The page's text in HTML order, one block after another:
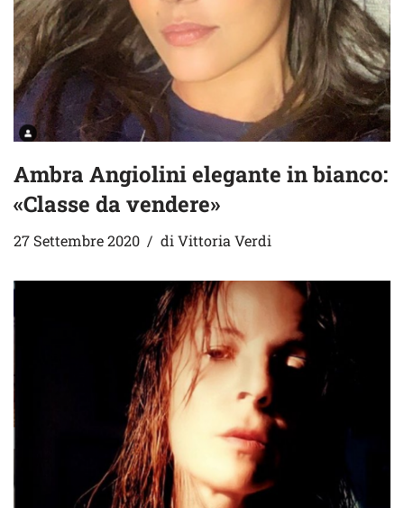
Ambra Angiolini elegante in bianco:
«Classe da vendere»
27 Settembre 2020 di Vittoria Verdi